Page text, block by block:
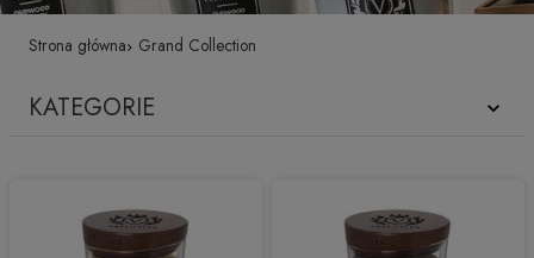
Strona główna Grand Collection
KATEGORIE